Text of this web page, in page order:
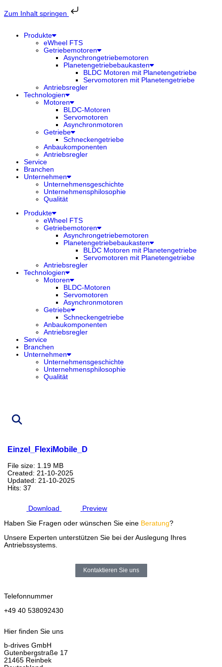
Zum Inhalt springen
Inhalt
springen
Produkte
eWheel FTS
Getriebemotoren
Asynchrongetriebemotoren
Planetengetriebebaukasten
BLDC Motoren mit Planetengetriebe
Servomotoren mit Planetengetriebe
Antriebsregler
Technologien
Motoren
BLDC-Motoren
Servomotoren
Asynchronmotoren
Getriebe
Schneckengetriebe
Anbaukomponenten
Antriebsregler
Service
Branchen
Unternehmen
Unternehmensgeschichte
Unternehmensphilosophie
Qualität
Produkte
eWheel FTS
Getriebemotoren
Asynchrongetriebemotoren
Planetengetriebebaukasten
BLDC Motoren mit Planetengetriebe
Servomotoren mit Planetengetriebe
Antriebsregler
Technologien
Motoren
BLDC-Motoren
Servomotoren
Asynchronmotoren
Getriebe
Schneckengetriebe
Anbaukomponenten
Antriebsregler
Service
Branchen
Unternehmen
Unternehmensgeschichte
Unternehmensphilosophie
Qualität
Einzel_FlexiMobile_D
File size: 1.19 MB
Created: 21-10-2025
Updated: 21-10-2025
Hits: 37
Download
Preview
Haben Sie Fragen oder wünschen Sie eine Beratung?
Unsere Experten unterstützen Sie bei der Auslegung Ihres
Antriebssystems.
Kontaktieren Sie uns
Telefonnummer
+49 40 538092430
Hier finden Sie uns
b-drives GmbH
Gutenbergstraße 17
21465 Reinbek